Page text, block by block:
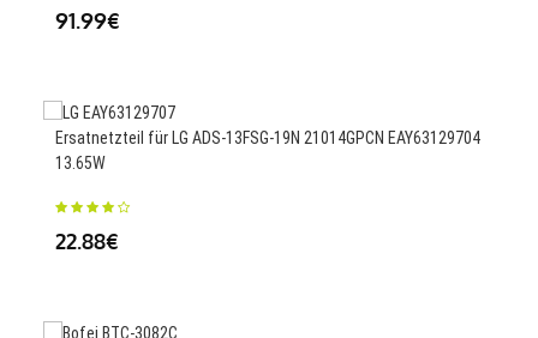
91.99€
Ersatnetzteil für LG ADS-13FSG-19N 21014GPCN EAY63129704
13.65W
22.88€